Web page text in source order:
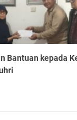
Bantuan kepada